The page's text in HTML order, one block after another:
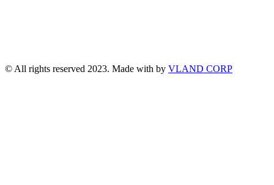
© All rights reserved 2023. Made with by VLAND CORP